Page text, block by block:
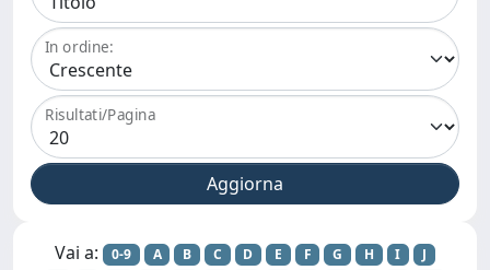
In ordine:
Risultati/Pagina
Vai a: 0-9 A B C D E F G H I
J